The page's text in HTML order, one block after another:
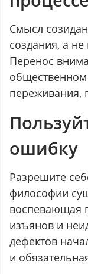
Смысл
создания, а
Перенос
переживания,
ошибку
Разрешите
философии
воспевающая
изъянов и
дефектов
и